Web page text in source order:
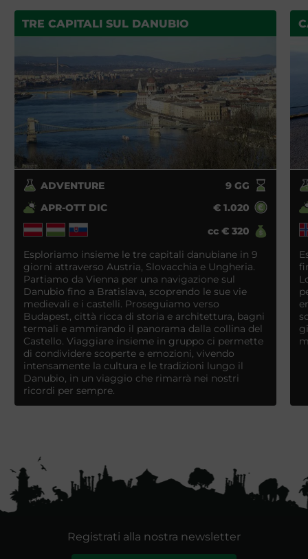
TRE CAPITALI SUL DANUBIO
ADVENTURE 9 GG
APR-OTT DIC
€ 1.020
cc€ 320
Esploriamo insieme le tre capitali danubiane in 9
giorni attraverso Austria, Slovacchia e Ungheria.
Partiamo da Vienna per una navigazione sul
Danubio fino a Bratislava, scoprendo le sue vie
medievali e i castelli. Proseguiamo verso
Budapest, città ricca di storia e architettura, bagni
termali e ammirando il panorama dalla collina del
Castello. Viaggiare insieme in gruppo ci permette
di condividere scoperte e emozioni, vivendo
intensamente la cultura e le tradizioni lungo il
Danubio, in un viaggio che rimarrà nei nostri
ricordi per sempre.
Registrati alla nostra newsletter